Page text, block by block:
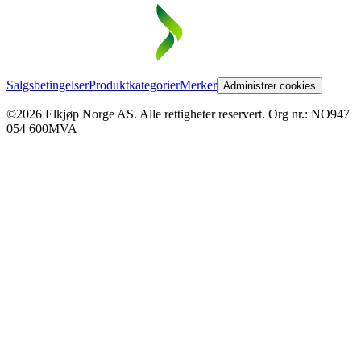
SalgsbetingelserProduktkategorierMerker Administrer cookies
©2026 Elkjøp Norge AS. Alle rettigheter reservert. Org nr.: NO947
054 600MVA